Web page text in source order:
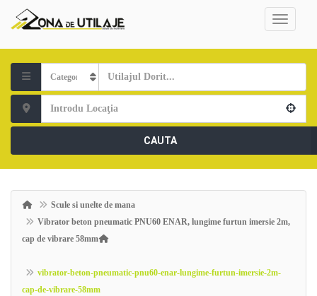
CAUTA
Scule si unelte de mana
Vibrator beton pneumatic PNU60 ENAR, lungime furtun imersie 2m,
cap de vibrare 58mm
vibrator-beton-pneumatic-pnu60-enar-lungime-furtun-imersie-2m-
cap-de-vibrare-58mm